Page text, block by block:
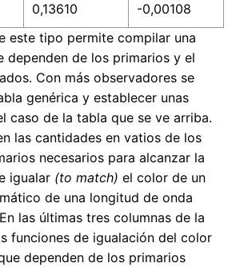
0,13610
-0,00108
este tipo permite compilar una
dependen de los primarios y el
Con más observadores se
genérica y establecer unas
caso de la tabla que se ve arriba.
las cantidades en vatios de los
necesarios para alcanzar la
igualar (to match) el color de un
de una longitud de onda
las últimas tres columnas de la
funciones de igualación del color
dependen de los primarios